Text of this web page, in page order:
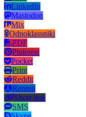
LinkedIn
Mastodon
Mix
Odnoklassniki
PDF
Pinterest
Pocket
Print
Reddit
Renren
Short link
SMS